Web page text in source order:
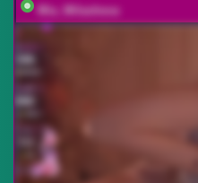
Mia_Milasheva